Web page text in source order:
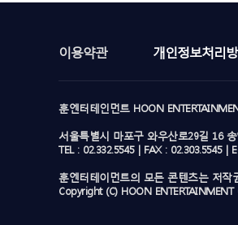
이용약관 개인정보처리
훈엔터테인먼트 HOON
서울특별시 마포구 와우산로29길 16
TEL : 02.332.5545 | FAX : 02.303.5545
훈엔터테이먼트의 모든 콘텐츠는 저작
Copyright (C) HOON